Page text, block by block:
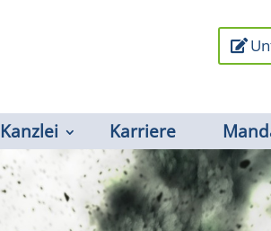
Kanzlei Karriere